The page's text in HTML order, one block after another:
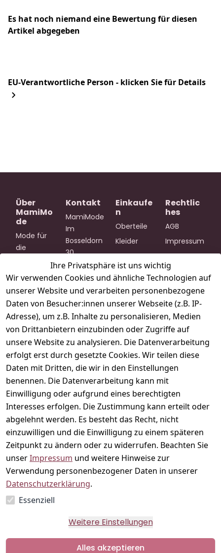
Es hat noch niemand eine Bewertung für diesen
Artikel abgegeben
EU-Verantwortliche Person - klicken Sie für Details
Ihre Privatsphäre ist uns wichtig
Wir verwenden Cookies und ähnliche Technologien auf
unserer Website und verarbeiten personenbezogene
Daten von Besucher:innen unserer Webseite (z.B. IP-
Adresse), um z.B. Inhalte zu personalisieren, Medien
von Drittanbietern einzubinden oder Zugriffe auf
unsere Website zu analysieren. Die Datenverarbeitung
erfolgt erst durch gesetzte Cookies. Wir teilen diese
Daten mit Dritten, die wir in den Einstellungen
benennen. Die Datenverarbeitung kann mit
Einwilligung oder aufgrund eines berechtigten
Interesses erfolgen. Die Zustimmung kann erteilt oder
abgelehnt werden. Es besteht das Recht, nicht
einzuwilligen und die Einwilligung zu einem späteren
Zeitpunkt zu ändern oder zu widerrufen. Beachten Sie
unserImpressum und weitere Hinweise zur
Verwendung personenbezogener Daten in unserer
Datenschutzerklärung.
Essenziell
Weitere Einstellungen
Alles akzeptieren
Über
MamiMo
de
Mode für
die
Zeit deines
Lebens –
durchdach
te
Umstands-
&
Stillmode,
die vom
ersten
Bäuchlein
bis in die
Stillzeit
Kontakt
MamiMode
Im
Bosseldorn
30
69126
Heidelberg
service@m
amimode.
de
Einkaufe
n
Oberteile
Kleider
Hosen &
Röcke
Stillmode
Lingerie
Zubehör
Rechtlic
hes
AGB
Impressum
Datenschu
tzerklärung
Barrierefrei
heitserklär
ung
Widerrufsr
echt
Folge
Facebook
Instagram
widerrufen